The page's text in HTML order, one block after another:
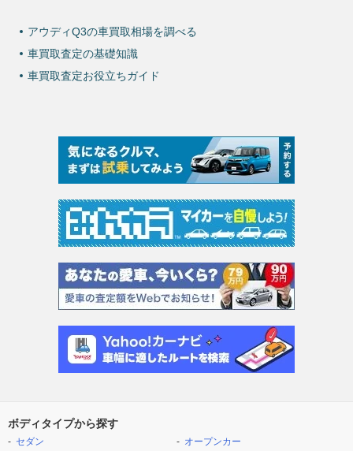
アウディQ3の車買取相場を調べる
車買取査定の基礎知識
車買取査定お役立ちガイド
ボディタイプから探す
セダン
オープンカー